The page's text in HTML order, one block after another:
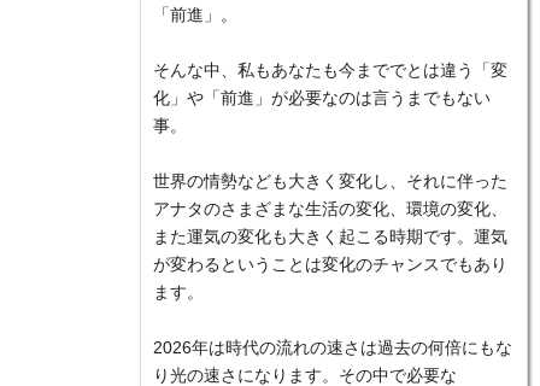
「前進」。
そんな中、私もあなたも今まででとは違う「変
化」や「前進」が必要なのは言うまでもない
事。
世界の情勢なども大きく変化し、それに伴った
アナタのさまざまな生活の変化、環境の変化、
また運気の変化も大きく起こる時期です。運気
が変わるということは変化のチャンスでもあり
ます。
2026年は時代の流れの速さは過去の何倍にもな
り光の速さになります。その中で必要な